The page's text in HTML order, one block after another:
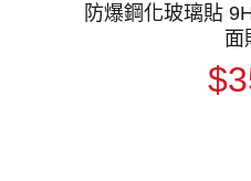
防爆鋼化玻璃貼
面